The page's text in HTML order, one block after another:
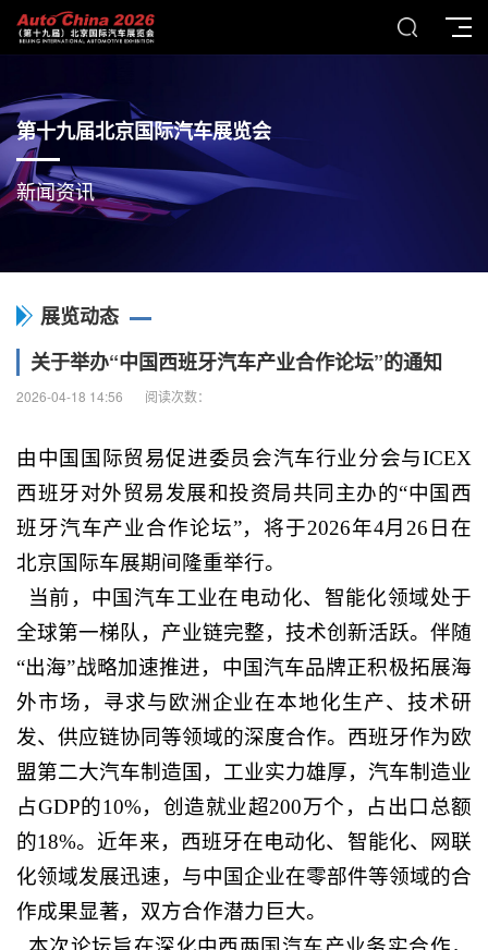
第十九届北京国际汽车展览会
新闻资讯
展览动态
关于举办“中国西班牙汽车产业合作论坛”的通知
2026-04-18 14:56 阅读次数：
由中国国际贸易促进委员会汽车行业分会与ICEX
西班牙对外贸易发展和投资局共同主办的“中国西
班牙汽车产业合作论坛”，将于2026年4月26日在
北京国际车展期间隆重举行。
当前，中国汽车工业在电动化、智能化领域处于
全球第一梯队，产业链完整，技术创新活跃。伴随
“出海”战略加速推进，中国汽车品牌正积极拓展海
外市场，寻求与欧洲企业在本地化生产、技术研
发、供应链协同等领域的深度合作。西班牙作为欧
盟第二大汽车制造国，工业实力雄厚，汽车制造业
占GDP的10%，创造就业超200万个，占出口总额
的18%。近年来，西班牙在电动化、智能化、网联
化领域发展迅速，与中国企业在零部件等领域的合
作成果显著，双方合作潜力巨大。